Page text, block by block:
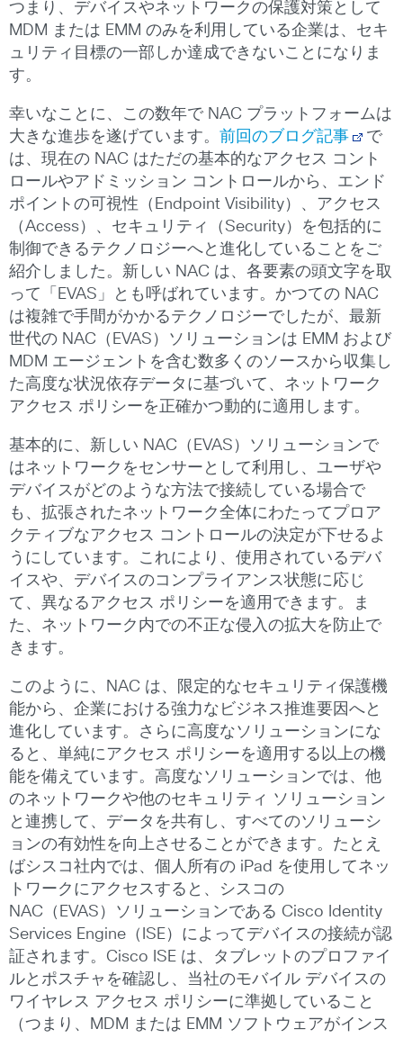
つまり、デバイスやネットワークの保護対策として
MDM または EMM のみを利用している企業は、セキ
ュリティ目標の一部しか達成できないことになりま
す。
幸いなことに、この数年で NAC プラットフォームは
大きな進歩を遂げています。 前回のブログ記事
で
は、現在の NAC はただの基本的なアクセス コント
ロールやアドミッション コントロールから、エンド
ポイントの可視性（Endpoint Visibility）、アクセス
（Access）、セキュリティ（Security）を包括的に
制御できるテクノロジーへと進化していることをご
紹介しました。新しい NAC は、各要素の頭文字を取
って「EVAS」とも呼ばれています。かつての NAC
は複雑で手間がかかるテクノロジーでしたが、最新
世代の NAC（EVAS）ソリューションは EMM および
MDM エージェントを含む数多くのソースから収集し
た高度な状況依存データに基づいて、ネットワーク
アクセス ポリシーを正確かつ動的に適用します。
基本的に、新しい NAC（EVAS）ソリューションで
はネットワークをセンサーとして利用し、ユーザや
デバイスがどのような方法で接続している場合で
も、拡張されたネットワーク全体にわたってプロア
クティブなアクセス コントロールの決定が下せるよ
うにしています。これにより、使用されているデバ
イスや、デバイスのコンプライアンス状態に応じ
て、異なるアクセス ポリシーを適用できます。ま
た、ネットワーク内での不正な侵入の拡大を防止で
きます。
このように、NAC は、限定的なセキュリティ保護機
能から、企業における強力なビジネス推進要因へと
進化しています。さらに高度なソリューションにな
ると、単純にアクセス ポリシーを適用する以上の機
能を備えています。高度なソリューションでは、他
のネットワークや他のセキュリティ ソリューション
と連携して、データを共有し、すべてのソリューシ
ョンの有効性を向上させることができます。たとえ
ばシスコ社内では、個人所有の iPad を使用してネッ
トワークにアクセスすると、シスコの
NAC（EVAS）ソリューションである Cisco Identity
Services Engine（ISE）によってデバイスの接続が認
証されます。Cisco ISE は、タブレットのプロファイ
ルとポスチャを確認し、当社のモバイル デバイスの
ワイヤレス アクセス ポリシーに準拠していること
（つまり、MDM または EMM ソフトウェアがインス